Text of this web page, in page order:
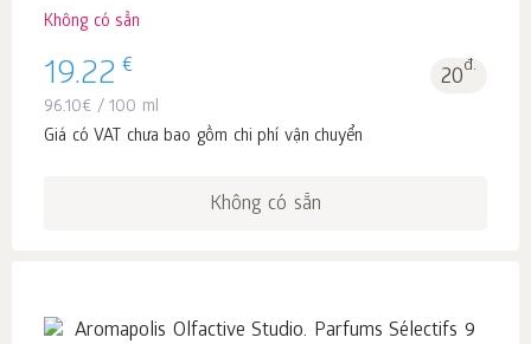
Không có sẵn
19.22 € 20đ.
96.10€ / 100 ml
Giá có VAT chưa bao gồm chi phí vận chuyển
Không có sẵn